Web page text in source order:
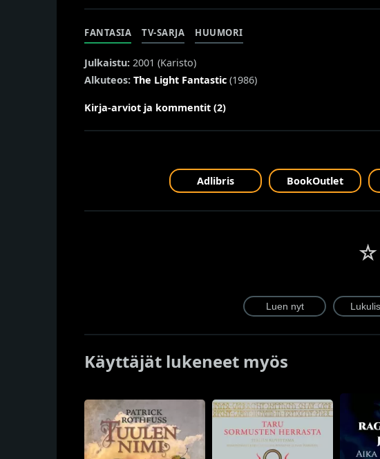
FANTASIA TV-SARJA HUUMORI
Julkaistu: 2001 (Karisto)
Alkuteos: The Light Fantastic (1986)
Kirja-arviot ja kommentit (2)
Adlibris BookOutlet
☆
Käyttäjät lukeneet myös